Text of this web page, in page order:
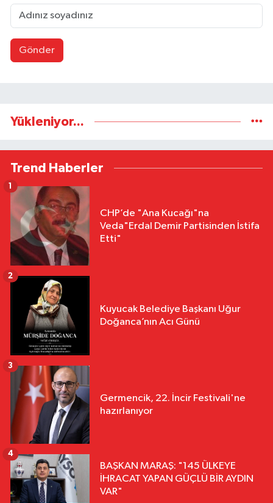
Gönder
Yükleniyor...
Trend Haberler
CHP’de "Ana Kucağı"na
Veda"Erdal Demir Partisinden İstifa
Etti"
1
Kuyucak Belediye Başkanı Uğur
Doğanca’nın Acı Günü
2
Germencik, 22. İncir Festivali'ne
hazırlanıyor
3
BAŞKAN MARAŞ: "145 ÜLKEYE
İHRACAT YAPAN GÜÇLÜ BİR AYDIN
VAR"
4